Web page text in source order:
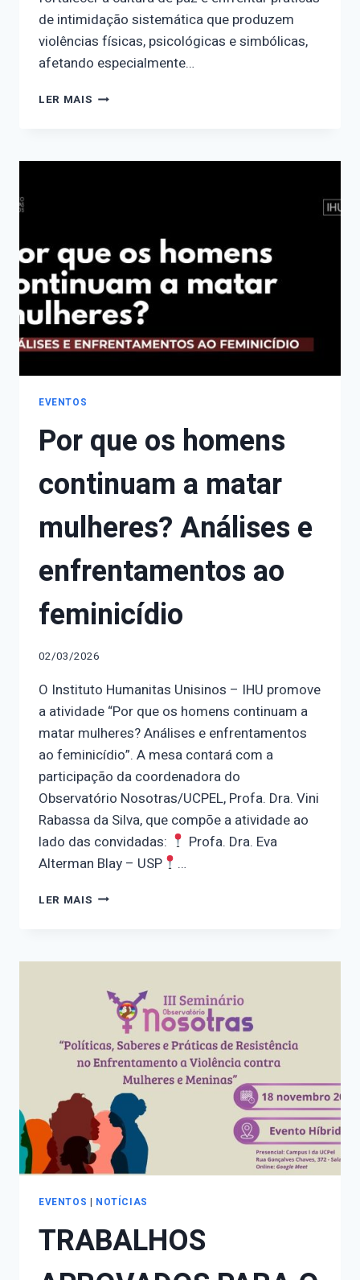
de intimidação sistemática que produzem
violências físicas, psicológicas e simbólicas,
afetando especialmente…
LER MAIS CALENDÁRIO
DIA
E
VIOLÊNCIA
NA
ESCOLA
EVENTOS
Por que os homens
continuam a matar
mulheres? Análises e
enfrentamentos ao
feminicídio
02/03/2026
O Instituto Humanitas Unisinos – IHU promove
a atividade “Por que os homens continuam a
matar mulheres? Análises e enfrentamentos
ao feminicídio”. A mesa contará com a
participação da coordenadora do
Observatório Nosotras/UCPEL, Profa. Dra. Vini
Rabassa da Silva, que compõe a atividade ao
lado das convidadas:
Profa. Dra. Eva
Alterman Blay – USP
…
LER MAIS POR
CONTINUAM
MATAR
MULHERES?
ANÁLISES
E
ENFRENTAMENTOS
FEMINICÍDIO
EVENTOS | NOTÍCIAS
TRABALHOS